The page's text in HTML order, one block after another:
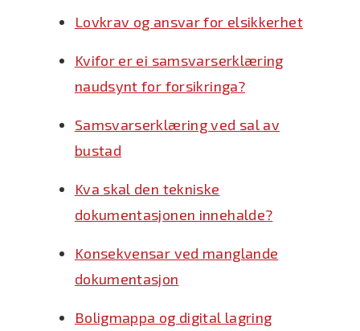
Lovkrav og ansvar for elsikkerhet
Kvifor er ei samsvarserklæring
naudsynt for forsikringa?
Samsvarserklæring ved sal av
bustad
Kva skal den tekniske
dokumentasjonen innehalde?
Konsekvensar ved manglande
dokumentasjon
Boligmappa og digital lagring